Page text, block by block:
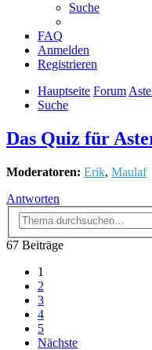
Suche
FAQ
Anmelden
Registrieren
Hauptseite Forum
Suche
Das Quiz für
Moderatoren: Erik, Maulaf
Antworten
67 Beiträge
1
2
3
4
5
Nächste